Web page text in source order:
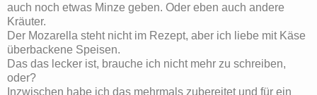
auch noch etwas Minze geben. Oder eben auch andere
Kräuter.
Der Mozarella steht nicht im Rezept, aber ich liebe mit Käse
überbackene Speisen.
Das das lecker ist, brauche ich nicht mehr zu schreiben,
oder?
Inzwischen habe ich das mehrmals zubereitet und für ein